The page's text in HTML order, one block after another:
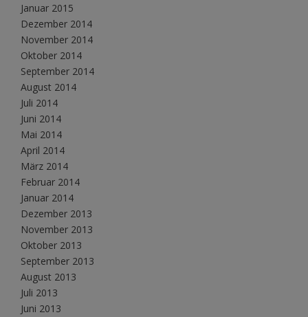
Januar 2015
Dezember 2014
November 2014
Oktober 2014
September 2014
August 2014
Juli 2014
Juni 2014
Mai 2014
April 2014
März 2014
Februar 2014
Januar 2014
Dezember 2013
November 2013
Oktober 2013
September 2013
August 2013
Juli 2013
Juni 2013